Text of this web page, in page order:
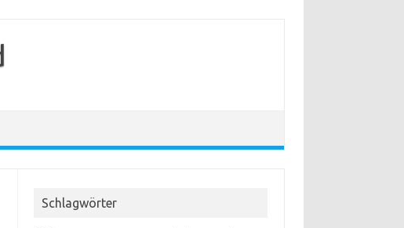
Schlagwörter